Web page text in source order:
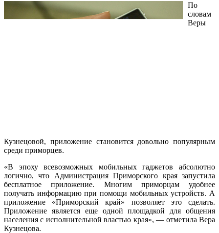
По
словам
Веры
Кузнецовой, приложение становится довольно популярным
среди приморцев.
«В эпоху всевозможных мобильных гаджетов абсолютно
логично, что Администрация Приморского края запустила
бесплатное приложение. Многим приморцам удобнее
получать информацию при помощи мобильных устройств. А
приложение «Приморский край» позволяет это сделать.
Приложение является еще одной площадкой для общения
населения с исполнительной властью края», — отметила Вера
Кузнецова.